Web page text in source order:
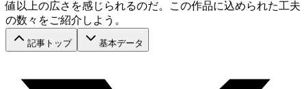
値以上の広さを感じられるのだ。この作品に込められた工夫
の数々をご紹介しよう。
記事トップ 基本データ